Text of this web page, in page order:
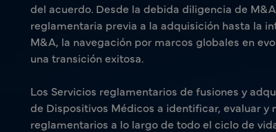
del acuerdo. Desde la debida diligencia de
reglamentaria previa a la adquisición hasta la
M&A, la navegación por marcos globales en
una transición exitosa.
Los Servicios reglamentarios de fusiones y
de Dispositivos Médicos a identificar, evaluar
reglamentarios a lo largo de todo el ciclo de